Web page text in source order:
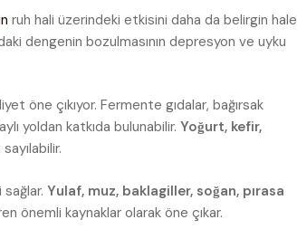
ruh hali üzerindeki etkisini daha da belirgin hale
dengenin bozulmasının depresyon ve uyku
öne çıkıyor. Fermente gıdalar, bağırsak
yoldan katkıda bulunabilir. Yoğurt, kefir,
Yulaf, muz, baklagiller, soğan, pırasa
önemli kaynaklar olarak öne çıkar.